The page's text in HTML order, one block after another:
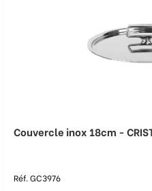
Couvercle inox 18cm -
Réf. GC3976